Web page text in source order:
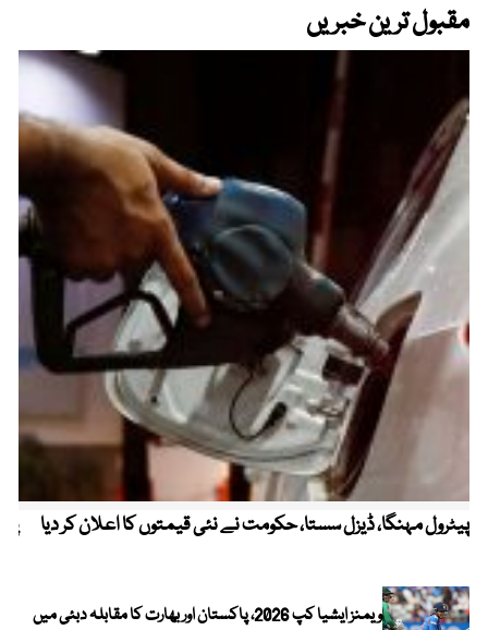
مقبول ترین خبریں
پیٹرول مہنگا، ڈیزل سستا، حکومت نے نئی قیمتوں کا اعلان کر دیا
ویمنز ایشیا کپ 2026، پاکستان اور بھارت کا مقابلہ دبئی میں